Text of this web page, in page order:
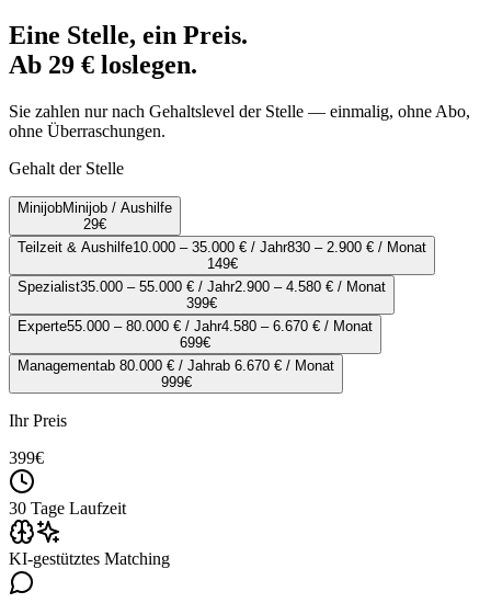
Eine Stelle, ein Preis.
Ab 29 € loslegen.
Sie zahlen nur nach Gehaltslevel der Stelle — einmalig, ohne Abo,
ohne Überraschungen.
Gehalt der Stelle
MinijobMinijob / Aushilfe
29€
Teilzeit & Aushilfe10.000 – 35.000 € / Jahr830 – 2.900 € / Monat
149€
Spezialist35.000 – 55.000 € / Jahr2.900 – 4.580 € / Monat
399€
Experte55.000 – 80.000 € / Jahr4.580 – 6.670 € / Monat
699€
Managementab 80.000 € / Jahrab 6.670 € / Monat
999€
Ihr Preis
399€
30 Tage Laufzeit
KI-gestütztes Matching